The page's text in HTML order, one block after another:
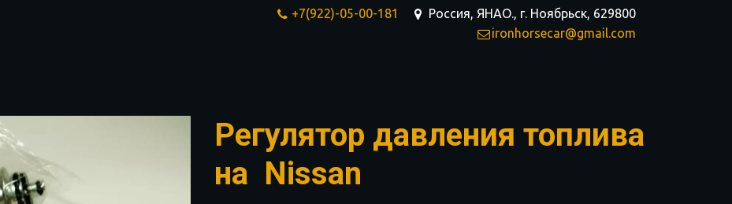
Россия, ЯНАО., г. Ноябрьск, 629800
+7(922)-05-00-181
ironhorsecar@gmail.com
Регулятор давления топлива
на Nissan